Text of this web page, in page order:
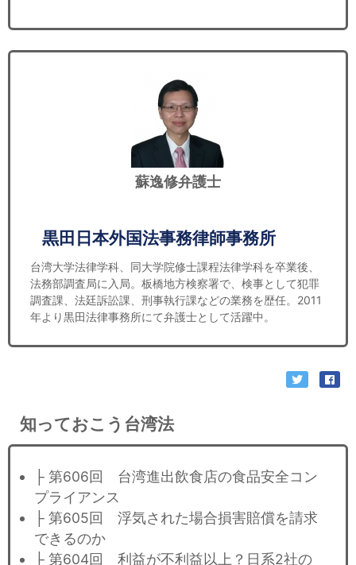
蘇逸修弁護士
黒田日本外国法事務律師事務所
台湾大学法律学科、同大学院修士課程法律学科を卒業後、
法務部調査局に入局。板橋地方検察署で、検事として犯罪
調査課、法廷訴訟課、刑事執行課などの業務を歴任。2011
年より黒田法律事務所にて弁護士として活躍中。
知っておこう台湾法
├ 第606回 台湾進出飲食店の食品安全コン
プライアンス
├ 第605回 浮気された場合損害賠償を請求
できるのか
├ 第604回 利益が不利益以上？日系2社の